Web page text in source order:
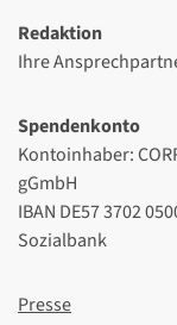
Redaktion
Ihre
Spendenkonto
Kontoinhaber:
gGmbH
IBAN DE57 3702
Sozialbank
Presse